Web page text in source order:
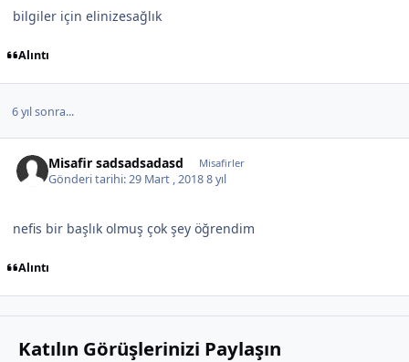
bilgiler için elinizesağlık
Alıntı
6 yıl sonra...
Misafir sadsadsadasd Misafirler
Gönderi tarihi:29 Mart , 20188 yıl
nefis bir başlık olmuş çok şey öğrendim
Alıntı
Katılın Görüşlerinizi Paylaşın